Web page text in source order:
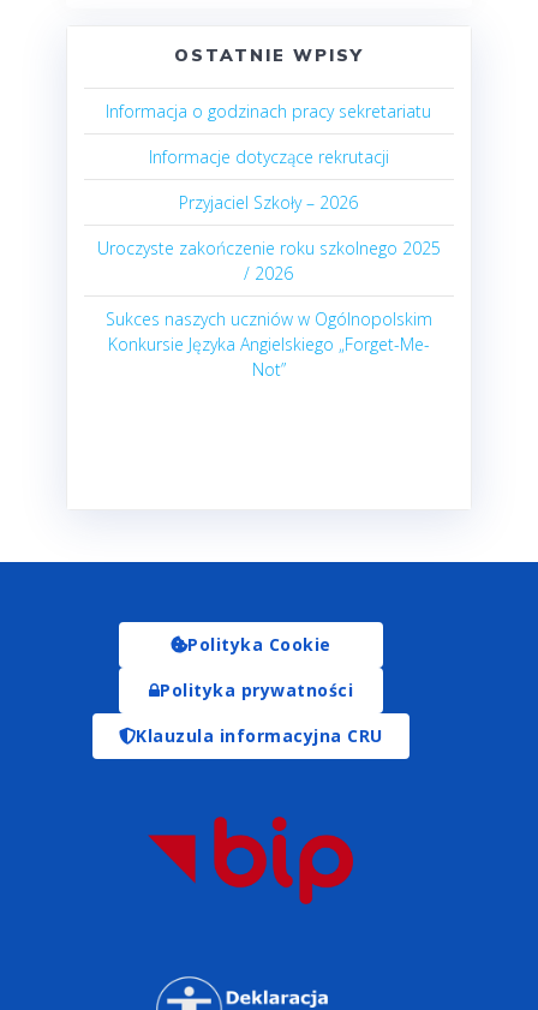
OSTATNIE WPISY
Informacja o godzinach pracy sekretariatu
Informacje dotyczące rekrutacji
Przyjaciel Szkoły – 2026
Uroczyste zakończenie roku szkolnego 2025
/ 2026
Sukces naszych uczniów w Ogólnopolskim
Konkursie Języka Angielskiego „Forget-Me-
Not”
Polityka Cookie
Polityka prywatności
Klauzula informacyjna CRU